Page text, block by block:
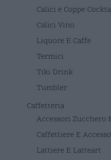
Calici e Coppe
Calici Vino
Liquore E Caffe
Termici
Tiki Drink
Tumbler
Caffetteria
Accessori Zucchero
Caffettiere E
Lattiere E Latteart